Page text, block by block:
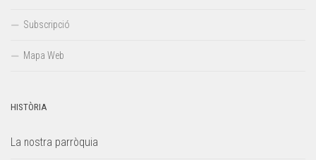
Subscripció
Mapa Web
HISTÒRIA
La nostra parròquia